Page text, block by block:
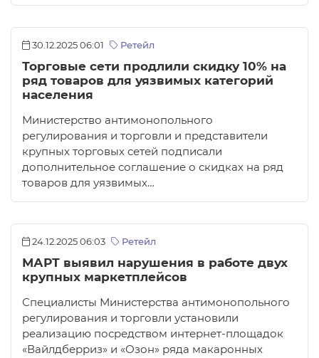
30.12.2025 06:01 Ретейл
Торговые сети продлили скидку 10% на
ряд товаров для уязвимых категорий
населения
Министерство антимонопольного
регулирования и торговли и представители
крупных торговых сетей подписали
дополнительное соглашение о скидках на ряд
товаров для уязвимых…
24.12.2025 06:03 Ретейл
МАРТ выявил нарушения в работе двух
крупных маркетплейсов
Специалисты Министерства антимонопольного
регулирования и торговли установили
реализацию посредством интернет-площадок
«Вайлдберриз» и «Озон» ряда макаронных